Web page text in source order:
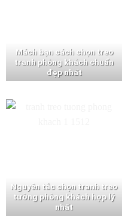
Mách bạn cách chọn treo
tranh phòng khách chuẩn
đẹp nhất
Nguyên tắc chọn tranh treo
tường phòng khách hợp lý
nhất